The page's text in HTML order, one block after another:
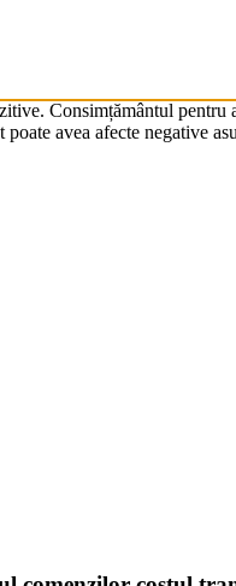
Consimțământul pentru
avea afecte negative